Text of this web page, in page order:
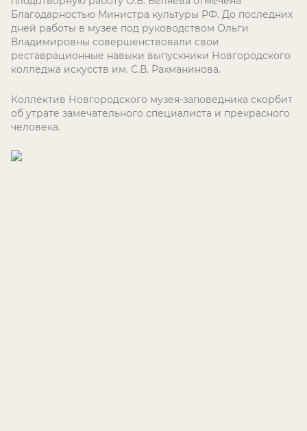
Благодарностью Министра культуры РФ. До последних
дней работы в музее под руководством Ольги
Владимировны совершенствовали свои
реставрационные навыки выпускники Новгородского
колледжа искусств им. С.В. Рахманинова.
Коллектив Новгородского музея-заповедника скорбит
об утрате замечательного специалиста и прекрасного
человека.